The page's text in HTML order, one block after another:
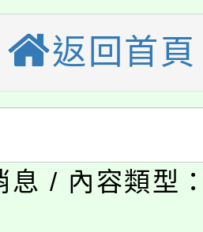
，中低收入戶
，詳情可洽有
教育及科技中
能研習
教育及科技
習
活教案入校路
農教育專業人
」8/29、30在
返回首頁
息 / 內容類型